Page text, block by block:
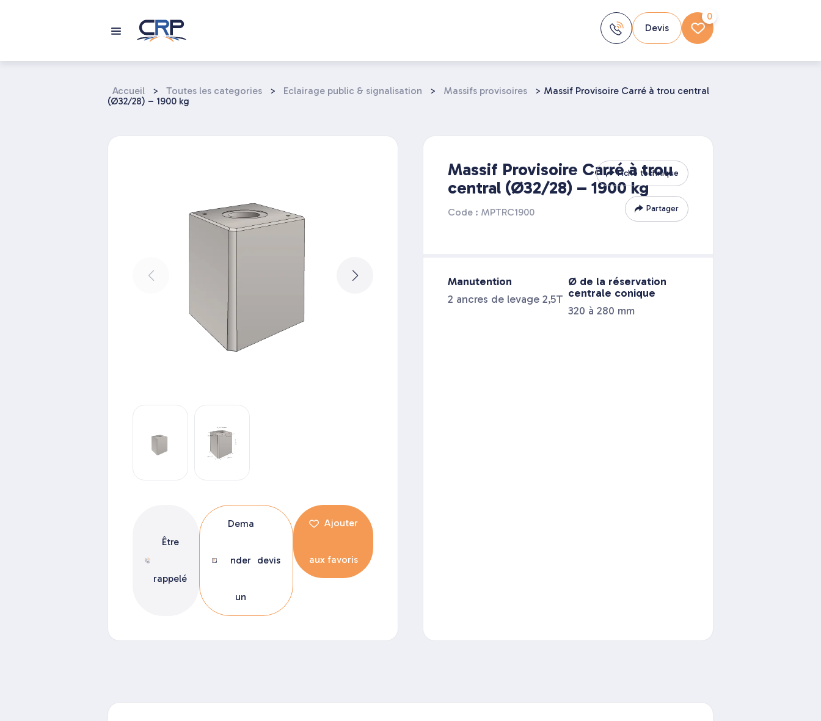
Devis
0
Accueil > Toutes les categories > Eclairage public & signalisation > Massifs provisoires > Massif Provisoire Carré à trou central
(Ø32/28) – 1900 kg
Être
rappelé
Dema
nder
un
devis
Ajouter
aux favoris
Massif Provisoire Carré à trou
central (Ø32/28) – 1900 kg
Code : MPTRC1900
Fiche technique
Partager
Manutention
2 ancres de levage 2,5T
Ø de la réservation
centrale conique
320 à 280 mm